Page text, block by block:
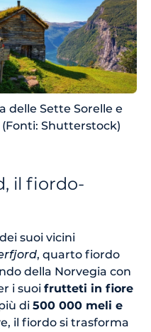
delle Sette Sorelle e
Shutterstock)
il fiordo-
suoi vicini
, quarto fiordo
della Norvegia con
i suoi frutteti in fiore
di 500 000 meli e
il fiordo si trasforma